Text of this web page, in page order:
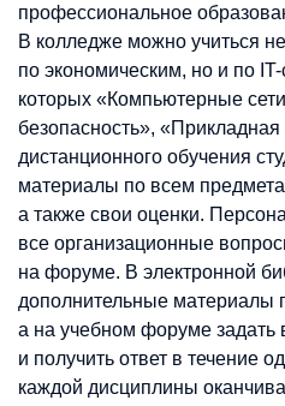
профессиональное
В колледже можно учиться
по экономическим, но и по
которых «Компьютерные
безопасность»,
дистанционного обучения
материалы по всем
а также свои оценки.
все организационные
на форуме. В электронной
дополнительные материалы
а на учебном форуме задать
и получить ответ в течение
каждой дисциплины